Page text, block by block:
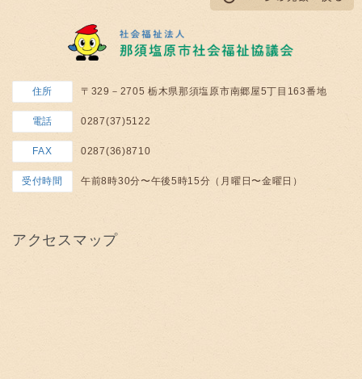
住所 〒329－2705 栃木県那須塩原市南郷屋5丁目163番地
電話 0287(37)5122
FAX 0287(36)8710
受付時間 午前8時30分〜午後5時15分（月曜日〜金曜日）
アクセスマップ